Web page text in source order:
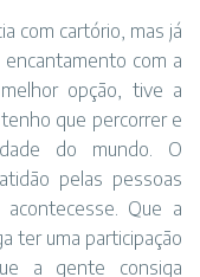
com cartório, mas já
com a
opção, tive a
que percorrer e
do mundo. O
pelas pessoas
Que a
ter uma participação
a gente consiga